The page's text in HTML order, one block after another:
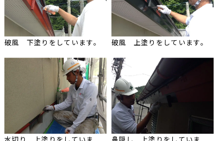
破風 下塗りをしています。 破風 上塗りをしています。